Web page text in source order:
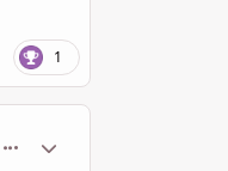
1